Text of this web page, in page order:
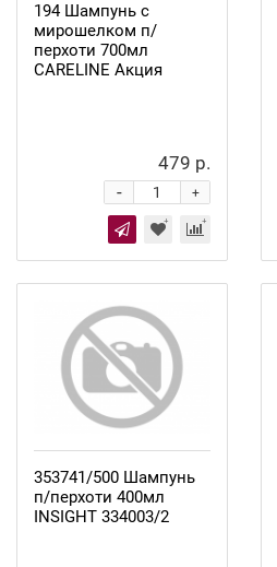
194 Шампунь с
мирошелком п/
перхоти 700мл
CARELINE Акция
479 р.
+
-
353741/500 Шампунь
п/перхоти 400мл
INSIGHT 334003/2